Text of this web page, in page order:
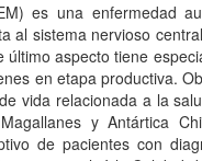
es una enfermedad
al sistema nervioso
aspecto tiene
en etapa productiva.
vida relacionada a la
y Antártica
de pacientes con